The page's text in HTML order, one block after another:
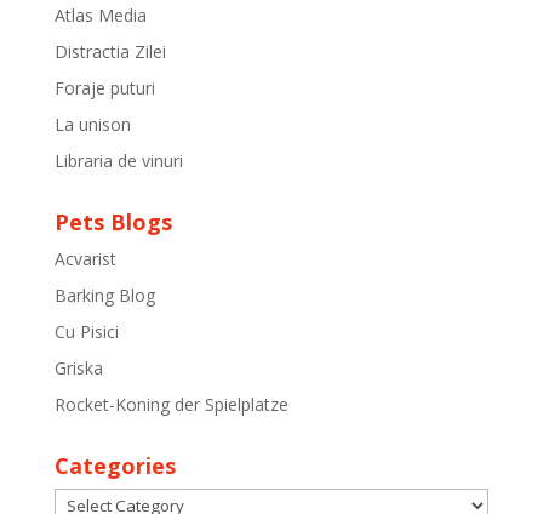
Atlas Media
Distractia Zilei
Foraje puturi
La unison
Libraria de vinuri
Pets Blogs
Acvarist
Barking Blog
Cu Pisici
Griska
Rocket-Koning der Spielplatze
Categories
Categories